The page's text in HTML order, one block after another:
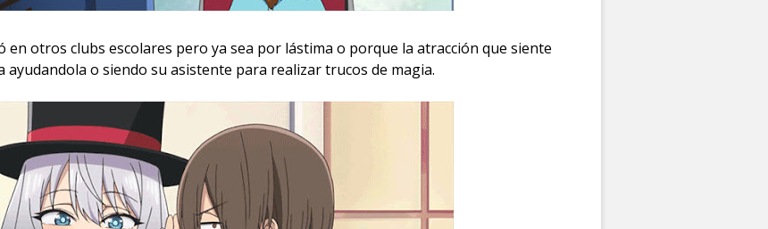
en otros clubs escolares pero ya sea por lástima o porque la atracción que siente
ayudandola o siendo su asistente para realizar trucos de magia.